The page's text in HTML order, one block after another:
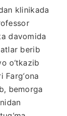
klinikada
davomida
berib
o‘tkazib
bemorga